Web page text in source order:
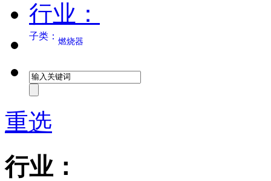
行业：
子类： 燃烧器
重选
行业：